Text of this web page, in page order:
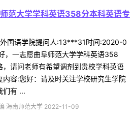
范大学学科英语358分本科英语专
国语学院提问人:13***31时间:2020-0
，一志愿曲阜师范大学学科英语358
请问老师有希望调剂到贵校学科英语
容:您好：请及时关注学校研究生学院
们有 ...
海南师范大学 2022-11-09